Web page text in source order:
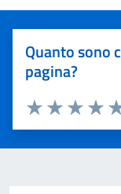
Quanto sono
pagina?
Valuta 3
Valuta 2
Valuta 1 stelle su